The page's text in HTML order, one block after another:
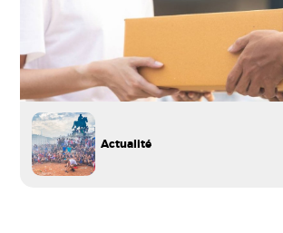
Actualité